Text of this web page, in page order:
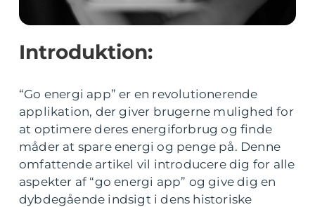
Introduktion:
“Go energi app” er en revolutionerende
applikation, der giver brugerne mulighed for
at optimere deres energiforbrug og finde
måder at spare energi og penge på. Denne
omfattende artikel vil introducere dig for alle
aspekter af “go energi app” og give dig en
dybdegående indsigt i dens historiske